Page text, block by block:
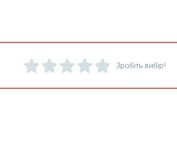
Зробіть вибір!